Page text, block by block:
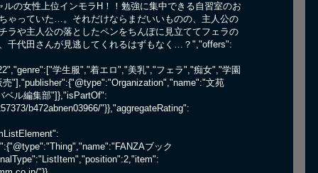
の女性上位インモラH！！勉強に集中できる自習室のお
ゃっていた…。それだけならまだいいものの、主人公の
や主人公の落としたペンをちんぽに見立ててフェラの
千代田さんが見逃してくれるはずもなく…？","offers":
学生服","着エロ","美乳","フェラ","痴女","学園
"],"publisher":{"@type":"Organization","name":"文苑
ベル編集部"]},"isPartOf":
b472abnen03966/"}},"aggregateRating":
ブック